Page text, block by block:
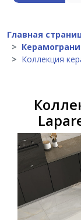
Главная
Коллекция